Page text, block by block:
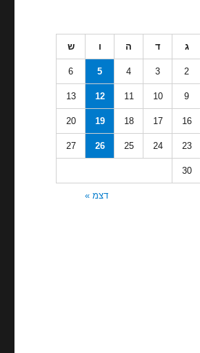
ג ד ה ו ש
2
3
4
5
6
9
10
11
12
13
16
17
18
19
20
23
24
25
26
27
30
דצמ »